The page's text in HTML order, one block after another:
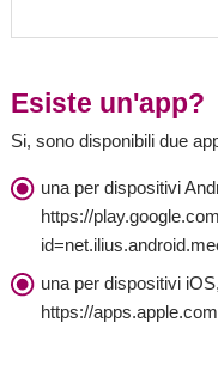
Esiste un'app?
Si, sono disponibili due
una per dispositivi
https://
una per dispositivi
https://